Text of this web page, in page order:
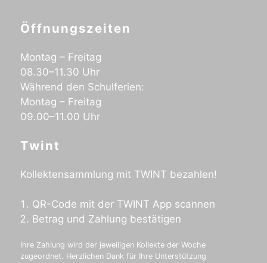
Öffnungszeiten
Montag – Freitag
08.30–11.30 Uhr
Während den Schulferien:
Montag – Freitag
09.00–11.00 Uhr
Twint
Kollektensammlung mit TWINT bezahlen!
QR-Code mit der TWINT App scannen
Betrag und Zahlung bestätigen
Ihre Zahlung wird der jeweiligen Kollekte der Woche
zugeordnet. Herzlichen Dank für Ihre Unterstützung